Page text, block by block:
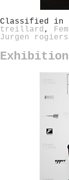
Classified in
treillard ,
Jurgen rogiers
Exhibition